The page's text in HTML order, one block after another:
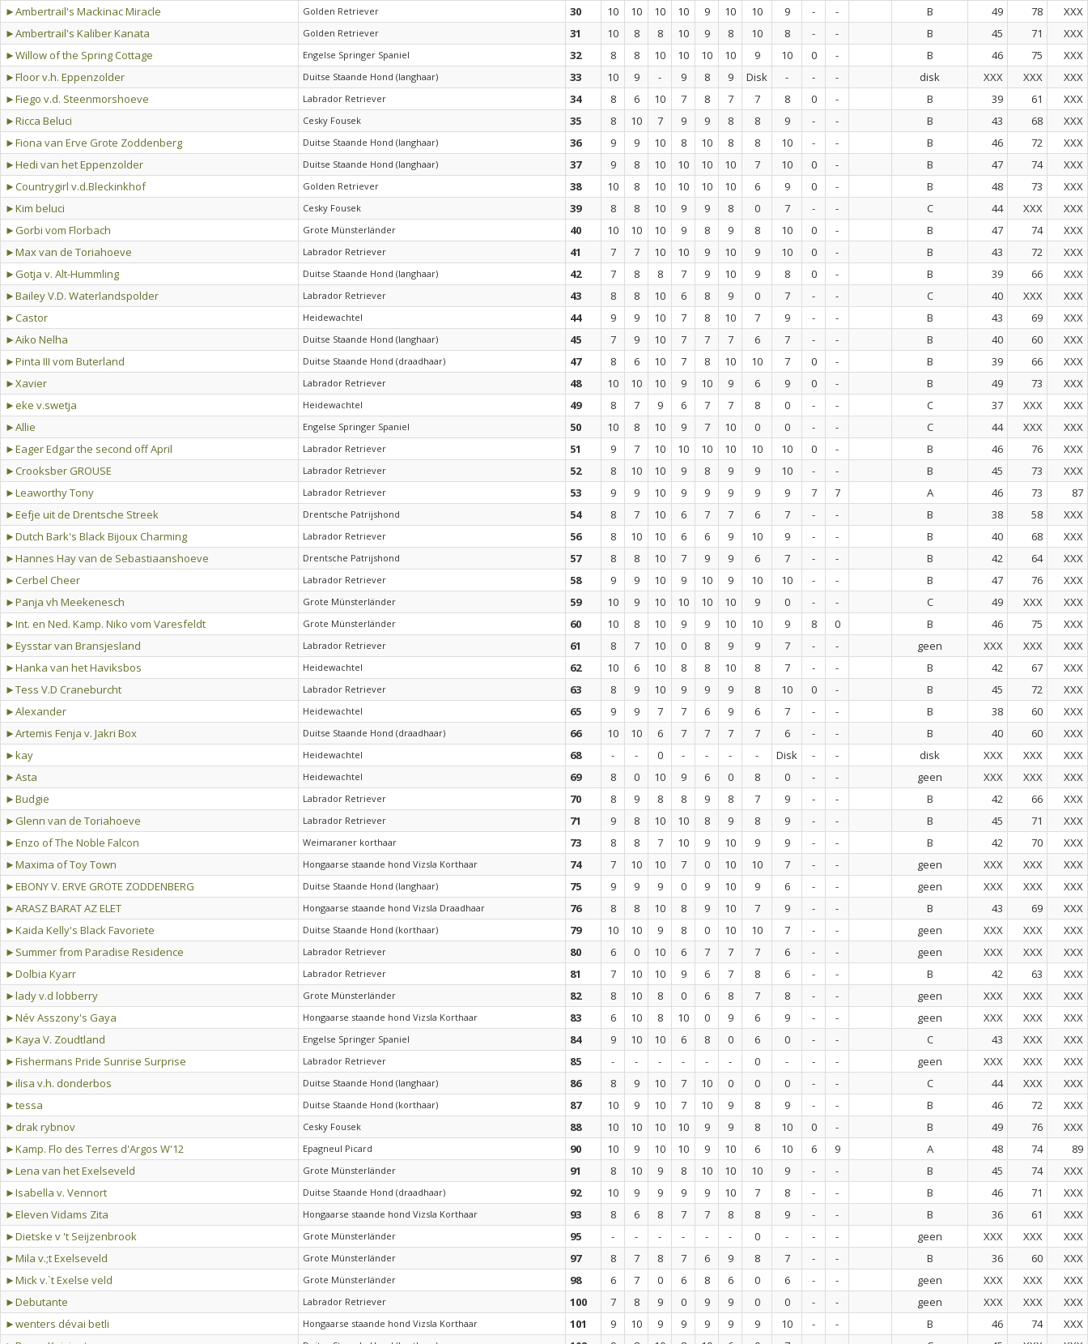
►Ambertrail's Mackinac Miracle
Golden Retriever 30 10 10 10 10 9 10 10 9 - - B 49 78
XXX
►Ambertrail's Kaliber Kanata
Golden Retriever 31 10 8 8 10 9 8 10 8 - - B 45 71
XXX
►Willow of the Spring Cottage
Engelse Springer Spaniel 32 8 8 10 10 10 10 9 10 0 - B 46 75
XXX
►Floor v.h. Eppenzolder
Duitse Staande Hond (langhaar) 33 10 9 - 9 8 9 Disk - - - disk XXX XXX
XXX
►Fiego v.d. Steenmorshoeve
Labrador Retriever 34 8 6 10 7 8 7 7 8 0 - B 39 61
XXX
►Ricca Beluci
Cesky Fousek 35 8 10 7 9 9 8 8 9 - - B 43 68
XXX
►Fiona van Erve Grote Zoddenberg
Duitse Staande Hond (langhaar) 36 9 9 10 8 10 8 8 10 - - B 46 72
XXX
►Hedi van het Eppenzolder
Duitse Staande Hond (langhaar) 37 9 8 10 10 10 10 7 10 0 - B 47 74
XXX
►Countrygirl v.d.Bleckinkhof
Golden Retriever 38 10 8 10 10 10 10 6 9 0 - B 48 73
XXX
►Kim beluci
Cesky Fousek 39 8 8 10 9 9 8 0 7 - - C 44 XXX
XXX
►Gorbi vom Florbach
Grote Münsterländer 40 10 10 10 9 8 9 8 10 0 - B 47 74
XXX
►Max van de Toriahoeve
Labrador Retriever 41 7 7 10 10 9 10 9 10 0 - B 43 72
XXX
►Gotja v. Alt-Hummling
Duitse Staande Hond (langhaar) 42 7 8 8 7 9 10 9 8 0 - B 39 66
XXX
►Bailey V.D. Waterlandspolder
Labrador Retriever 43 8 8 10 6 8 9 0 7 - - C 40 XXX
XXX
►Castor
Heidewachtel 44 9 9 10 7 8 10 7 9 - - B 43 69
XXX
►Aiko Nelha
Duitse Staande Hond (langhaar) 45 7 9 10 7 7 7 6 7 - - B 40 60
XXX
►Pinta III vom Buterland
Duitse Staande Hond (draadhaar) 47 8 6 10 7 8 10 10 7 0 - B 39 66
XXX
►Xavier
Labrador Retriever 48 10 10 10 9 10 9 6 9 0 - B 49 73
XXX
►eke v.swetja
Heidewachtel 49 8 7 9 6 7 7 8 0 - - C 37 XXX
XXX
►Allie
Engelse Springer Spaniel 50 10 8 10 9 7 10 0 0 - - C 44 XXX
XXX
►Eager Edgar the second off April
Labrador Retriever 51 9 7 10 10 10 10 10 10 0 - B 46 76
XXX
►Crooksber GROUSE
Labrador Retriever 52 8 10 10 9 8 9 9 10 - - B 45 73
XXX
►Leaworthy Tony
Labrador Retriever 53 9 9 10 9 9 9 9 9 7 7 A 46 73
87
►Eefje uit de Drentsche Streek
Drentsche Patrijshond 54 8 7 10 6 7 7 6 7 - - B 38 58
XXX
►Dutch Bark's Black Bijoux Charming
Labrador Retriever 56 8 10 10 6 6 9 10 9 - - B 40 68
XXX
►Hannes Hay van de Sebastiaanshoeve
Drentsche Patrijshond 57 8 8 10 7 9 9 6 7 - - B 42 64
XXX
►Cerbel Cheer
Labrador Retriever 58 9 9 10 9 10 9 10 10 - - B 47 76
XXX
►Panja vh Meekenesch
Grote Münsterländer 59 10 9 10 10 10 10 9 0 - - C 49 XXX
XXX
►Int. en Ned. Kamp. Niko vom Varesfeldt
Grote Münsterländer 60 10 8 10 9 9 10 10 9 8 0 B 46 75
XXX
►Eysstar van Bransjesland
Labrador Retriever 61 8 7 10 0 8 9 9 7 - - geen XXX XXX
XXX
►Hanka van het Haviksbos
Heidewachtel 62 10 6 10 8 8 10 8 7 - - B 42 67
XXX
►Tess V.D Craneburcht
Labrador Retriever 63 8 9 10 9 9 9 8 10 0 - B 45 72
XXX
►Alexander
Heidewachtel 65 9 9 7 7 6 9 6 7 - - B 38 60
XXX
►Artemis Fenja v. Jakri Box
Duitse Staande Hond (draadhaar) 66 10 10 6 7 7 7 7 6 - - B 40 60
XXX
►kay
Heidewachtel 68 - - 0 - - - - Disk - - disk XXX XXX
XXX
►Asta
Heidewachtel 69 8 0 10 9 6 0 8 0 - - geen XXX XXX
XXX
►Budgie
Labrador Retriever 70 8 9 8 8 9 8 7 9 - - B 42 66
XXX
►Glenn van de Toriahoeve
Labrador Retriever 71 9 8 10 10 8 9 8 9 - - B 45 71
XXX
►Enzo of The Noble Falcon
Weimaraner korthaar 73 8 8 7 10 9 10 9 9 - - B 42 70
XXX
►Maxima of Toy Town
Hongaarse staande hond Vizsla Korthaar 74 7 10 10 7 0 10 10 7 - - geen XXX XXX
XXX
►EBONY V. ERVE GROTE ZODDENBERG
Duitse Staande Hond (langhaar) 75 9 9 9 0 9 10 9 6 - - geen XXX XXX
XXX
►ARASZ BARAT AZ ELET
Hongaarse staande hond Vizsla Draadhaar 76 8 8 10 8 9 10 7 9 - - B 43 69
XXX
►Kaida Kelly's Black Favoriete
Duitse Staande Hond (korthaar) 79 10 10 9 8 0 10 10 7 - - geen XXX XXX
XXX
►Summer from Paradise Residence
Labrador Retriever 80 6 0 10 6 7 7 7 6 - - geen XXX XXX
XXX
►Dolbia Kyarr
Labrador Retriever 81 7 10 10 9 6 7 8 6 - - B 42 63
XXX
►lady v.d lobberry
Grote Münsterländer 82 8 10 8 0 6 8 7 8 - - geen XXX XXX
XXX
►Név Asszony's Gaya
Hongaarse staande hond Vizsla Korthaar 83 6 10 8 10 0 9 6 9 - - geen XXX XXX
XXX
►Kaya V. Zoudtland
Engelse Springer Spaniel 84 9 10 10 6 8 0 6 0 - - C 43 XXX
XXX
►Fishermans Pride Sunrise Surprise
Labrador Retriever 85 - - - - - - 0 - - - geen XXX XXX
XXX
►ilisa v.h. donderbos
Duitse Staande Hond (langhaar) 86 8 9 10 7 10 0 0 0 - - C 44 XXX
XXX
►tessa
Duitse Staande Hond (korthaar) 87 10 9 10 7 10 9 8 9 - - B 46 72
XXX
►drak rybnov
Cesky Fousek 88 10 10 10 10 9 9 8 10 0 - B 49 76
XXX
►Kamp. Flo des Terres d'Argos W'12
Epagneul Picard 90 10 9 10 10 9 10 6 10 6 9 A 48 74
89
►Lena van het Exelseveld
Grote Münsterländer 91 8 10 9 8 10 10 10 9 - - B 45 74
XXX
►Isabella v. Vennort
Duitse Staande Hond (draadhaar) 92 10 9 9 9 9 10 7 8 - - B 46 71
XXX
►Eleven Vidams Zita
Hongaarse staande hond Vizsla Korthaar 93 8 6 8 7 7 8 8 9 - - B 36 61
XXX
►Dietske v 't Seijzenbrook
Grote Münsterländer 95 - - - - - - 0 - - - geen XXX XXX
XXX
►Mila v.;t Exelseveld
Grote Münsterländer 97 8 7 8 7 6 9 8 7 - - B 36 60
XXX
►Mick v.`t Exelse veld
Grote Münsterländer 98 6 7 0 6 8 6 0 6 - - geen XXX XXX
XXX
►Debutante
Labrador Retriever 100 7 8 9 0 9 9 0 0 - - geen XXX XXX
XXX
►wenters dévai betli
Hongaarse staande hond Vizsla Korthaar 101 9 10 9 9 9 9 9 10 - - B 46 74
XXX